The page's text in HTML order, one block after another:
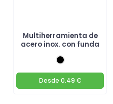
Multiherramienta de
acero inox. con funda
Desde 0.49 €